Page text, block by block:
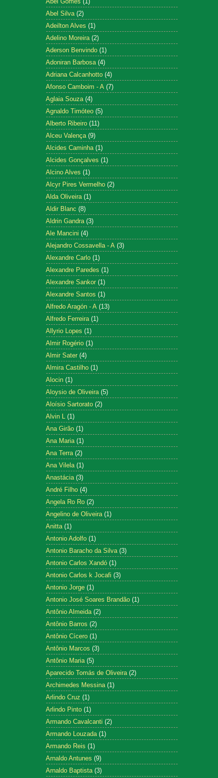
Abel Silva (2)
Adeilton Alves (1)
Adelino Moreira (2)
Aderson Benvindo (1)
Adoniran Barbosa (4)
Adriana Calcanhotto (4)
Afonso Camboim - A (7)
Aglaia Souza (4)
Agnaldo Timóteo (5)
Alberto Ribeiro (11)
Alceu Valença (9)
Alcides Caminha (1)
Alcides Gonçalves (1)
Alcino Alves (1)
Alcyr Pires Vermelho (2)
Alda Oliveira (1)
Aldir Blanc (8)
Aldrin Gandra (3)
Ale Mancini (4)
Alejandro Cossavella - A (3)
Alexandre Carlo (1)
Alexandre Paredes (1)
Alexandre Sankor (1)
Alexandre Santos (1)
Alfredo Aragón - A (13)
Alfredo Ferreira (1)
Allyrio Lopes (1)
Almir Rogério (1)
Almir Sater (4)
Almira Castilho (1)
Alocin (1)
Aloysio de Oliveira (5)
Aloísio Sartorato (2)
Alvin L (1)
Ana Girão (1)
Ana Maria (1)
Ana Terra (2)
Ana Vilela (1)
Anastácia (3)
André Filho (4)
Angela Ro Ro (2)
Angelino de Oliveira (1)
Anitta (1)
Antonio Adolfo (1)
Antonio Baracho da Silva (3)
Antonio Carlos Xandó (1)
Antonio Carlos k Jocafi (3)
Antonio Jorge (1)
Antonio José Soares Brandão (1)
Antônio Almeida (2)
Antônio Barros (2)
Antônio Cícero (1)
Antônio Marcos (3)
Antônio Maria (5)
Aparecido Tomás de Oliveira (2)
Archimedes Messina (1)
Arlindo Cruz (1)
Arlindo Pinto (1)
Armando Cavalcanti (2)
Armando Louzada (1)
Armando Reis (1)
Arnaldo Antunes (9)
Arnaldo Baptista (3)